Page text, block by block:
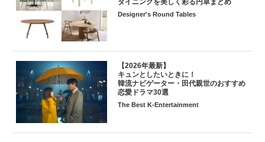
ダイニングを美しく彩る円卓まとめ
Designer's Round Tables
【2026年最新】
キュンとしたいときに！
韓流ナビゲーター・田代親世のおすすめ
恋愛ドラマ30選
The Best K-Entertainment